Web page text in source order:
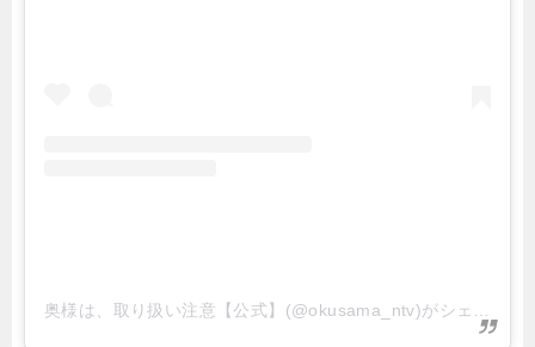
奥様は、取り扱い注意【公式】(@okusama_ntv)がシェアした投稿